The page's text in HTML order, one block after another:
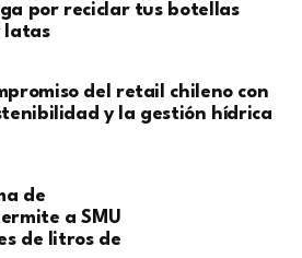
por reciclar tus botellas
latas
del retail chileno con
y la gestión hídrica
de
a SMU
de litros de